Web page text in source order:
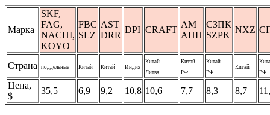
Марка
SKF,
FAG,
NACHI,
KOYO
FBC
SLZ
AST
DRR
DPI CRAFT
АМ
АПП
СЗПК
SZPK
NXZ
Страна поддельные Китай Китай Индия
Китай
Литва
Китай
РФ
Китай
РФ
Китай
РФ
Цена,
$
35,5 6,9 9,2 10,8 10,6 7,7 8,3 8,7